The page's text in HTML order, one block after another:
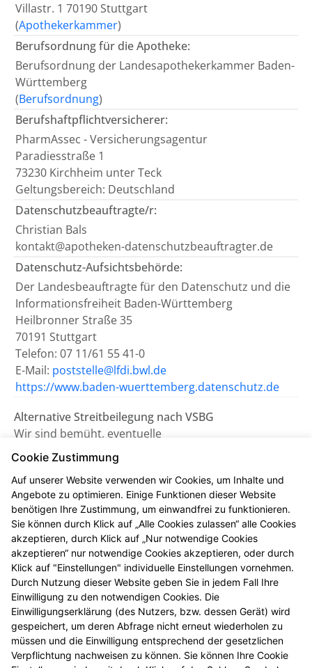
Villastr. 1 70190 Stuttgart
(Apothekerkammer)
Berufsordnung für die Apotheke:
Berufsordnung der Landesapothekerkammer Baden-
Württemberg
(Berufsordnung)
Berufshaftpflichtversicherer:
PharmAssec - Versicherungsagentur
Paradiesstraße 1
73230 Kirchheim unter Teck
Geltungsbereich: Deutschland
Datenschutzbeauftragte/r:
Christian Bals
kontakt@apotheken-datenschutzbeauftragter.de
Datenschutz-Aufsichtsbehörde:
Der Landesbeauftragte für den Datenschutz und die
Informationsfreiheit Baden-Württemberg
Heilbronner Straße 35
70191 Stuttgart
Telefon: 07 11/61 55 41-0
E-Mail: poststelle@lfdi.bwl.de
https://www.baden-wuerttemberg.datenschutz.de
Alternative Streitbeilegung nach VSBG
Wir sind bemüht, eventuelle
Meinungsverschiedenheiten aus unserem Vertrag
einvernehmlich beizulegen. Uns erreichen Sie dazu
auch per E-Mail unterturm.apo.leimen@pharma-
online.de.
Wir nehmen nicht an einem
Streitbeilegungsverfahren vor einer
Verbraucherschlichtungsstelle teil.
Zuständig ist die Universalschlichtungsstelle des
Zentrums für Schlichtung e.V., Straßburger Straße 8,
77694 Kehl am Rhein (https://www.verbraucher-
schlichter.de).
Cookie Zustimmung
Auf unserer Website verwenden wir Cookies, um Inhalte und
Angebote zu optimieren. Einige Funktionen dieser Website
benötigen Ihre Zustimmung, um einwandfrei zu funktionieren.
Sie können durch Klick auf „Alle Cookies zulassen“ alle Cookies
akzeptieren, durch Klick auf „Nur notwendige Cookies
akzeptieren“ nur notwendige Cookies akzeptieren, oder durch
Klick auf "Einstellungen" individuelle Einstellungen vornehmen.
Durch Nutzung dieser Website geben Sie in jedem Fall Ihre
Einwilligung zu den notwendigen Cookies. Die
Einwilligungserklärung (des Nutzers, bzw. dessen Gerät) wird
gespeichert, um deren Abfrage nicht erneut wiederholen zu
müssen und die Einwilligung entsprechend der gesetzlichen
Verpflichtung nachweisen zu können. Sie können Ihre Cookie